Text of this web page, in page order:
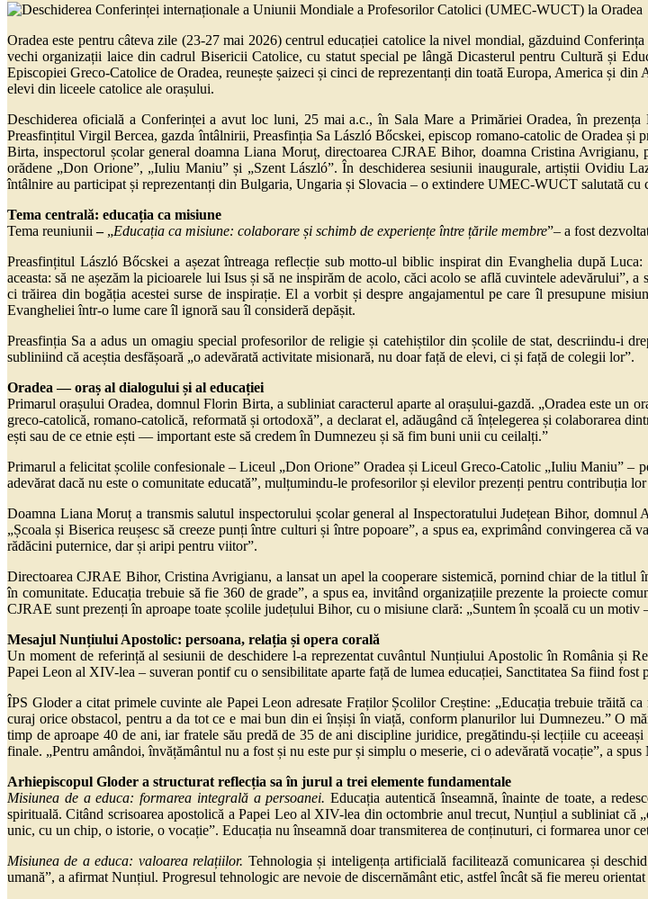
Oradea este pentru câteva zile (23-27 mai 2026) centrul educației catolice la nivel mondial, găzduind
vechi organizații laice din cadrul Bisericii Catolice, cu statut special pe lângă Dicasterul pentru Cultură și
Episcopiei Greco-Catolice de Oradea, reunește șaizeci și cinci de reprezentanți din toată Europa, America și
elevi din liceele catolice ale orașului.
Deschiderea oficială a Conferinței a avut loc luni, 25 mai a.c., în Sala Mare a Primăriei Oradea, în
Preasfințitul Virgil Bercea, gazda întâlnirii, Preasfinția Sa László Bőcskei, episcop romano-catolic de Oradea
Birta, inspectorul școlar general doamna Liana Moruț, directoarea CJRAE Bihor, doamna Cristina
orădene „Don Orione”, „Iuliu Maniu” și „Szent László”. În deschiderea sesiunii inaugurale, artiștii Ovidiu
întâlnire au participat și reprezentanți din Bulgaria, Ungaria și Slovacia – o extindere UMEC-WUCT salutată cu
Tema centrală: educația ca misiune
Tema reuniunii–„Educația ca misiune: colaborare și schimb de experiențe între țările membre”– a fost
Preasfințitul László Bőcskei a așezat întreaga reflecție sub motto-ul biblic inspirat din Evanghelia după Luca:
aceasta: să ne așezăm la picioarele lui Isus și să ne inspirăm de acolo, căci acolo se află cuvintele adevărului”,
ci trăirea din bogăția acestei surse de inspirație. El a vorbit și despre angajamentul pe care îl presupune
Evangheliei într-o lume care îl ignoră sau îl consideră depășit.
Preasfinția Sa a adus un omagiu special profesorilor de religie și catehiștilor din școlile de stat, descriindu-i
subliniind că aceștia desfășoară „o adevărată activitate misionară, nu doar față de elevi, ci și față de colegii lor”.
Oradea — oraș al dialogului și al educației
Primarul orașului Oradea, domnul Florin Birta, a subliniat caracterul aparte al orașului-gazdă. „Oradea este
greco-catolică, romano-catolică, reformată și ortodoxă”, a declarat el, adăugând că înțelegerea și colaborarea
ești sau de ce etnie ești — important este să credem în Dumnezeu și să fim buni unii cu ceilalți.”
Primarul a felicitat școlile confesionale – Liceul „Don Orione” Oradea și Liceul Greco-Catolic „Iuliu Maniu” –
adevărat dacă nu este o comunitate educată”, mulțumindu-le profesorilor și elevilor prezenți pentru contribuția
Doamna Liana Moruț a transmis salutul inspectorului școlar general al Inspectoratului Județean Bihor,
„Școala și Biserica reușesc să creeze punți între culturi și între popoare”, a spus ea, exprimând convingerea
rădăcini puternice, dar și aripi pentru viitor”.
Directoarea CJRAE Bihor, Cristina Avrigianu, a lansat un apel la cooperare sistemică, pornind chiar de la
în comunitate. Educația trebuie să fie 360 de grade”, a spus ea, invitând organizațiile prezente la proiecte
CJRAE sunt prezenți în aproape toate școlile județului Bihor, cu o misiune clară: „Suntem în școală cu un
Mesajul Nunțiului Apostolic: persoana, relația și opera corală
Un moment de referință al sesiunii de deschidere l-a reprezentat cuvântul Nunțiului Apostolic în România și
Papei Leon al XIV-lea – suveran pontif cu o sensibilitate aparte față de lumea educației, Sanctitatea Sa fiind
ÎPS Gloder a citat primele cuvinte ale Papei Leon adresate Fraților Școlilor Creștine: „Educația trebuie trăită
curaj orice obstacol, pentru a da tot ce e mai bun din ei înșiși în viață, conform planurilor lui Dumnezeu.” O
timp de aproape 40 de ani, iar fratele său predă de 35 de ani discipline juridice, pregătindu-și lecțiile cu
finale. „Pentru amândoi, învățământul nu a fost și nu este pur și simplu o meserie, ci o adevărată vocație”, a
Arhiepiscopul Gloder a structurat reflecția sa în jurul a trei elemente fundamentale
Misiunea de a educa: formarea integrală a persoanei. Educația autentică înseamnă, înainte de toate, a
spirituală. Citând scrisoarea apostolică a Papei Leo al XIV-lea din octombrie anul trecut, Nunțiul a subliniat
unic, cu un chip, o istorie, o vocație”. Educația nu înseamnă doar transmiterea de conținuturi, ci formarea unor
Misiunea de a educa: valoarea relațiilor. Tehnologia și inteligența artificială facilitează comunicarea și
umană”, a afirmat Nunțiul. Progresul tehnologic are nevoie de discernământ etic, astfel încât să fie mereu